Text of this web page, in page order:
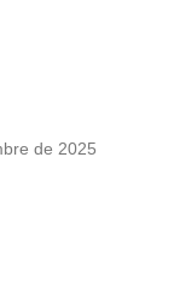
de 2025